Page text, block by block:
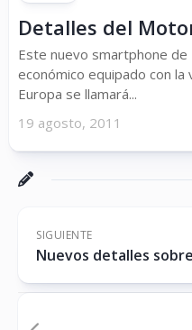
Detalles del
Este nuevo smartphone
económico equipado con la
Europa se llamará...
19 agosto, 2011
SIGUIENTE
Nuevos detalles